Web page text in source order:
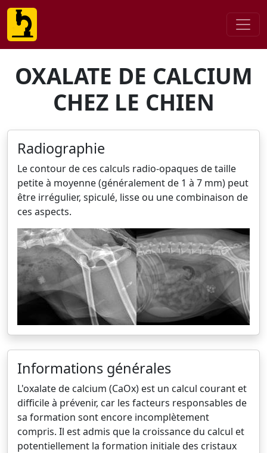
OXALATE DE CALCIUM
CHEZ LE CHIEN
Radiographie
Le contour de ces calculs radio-opaques de taille
petite à moyenne (généralement de 1 à 7 mm) peut
être irrégulier, spiculé, lisse ou une combinaison de
ces aspects.
Informations générales
L'oxalate de calcium (CaOx) est un calcul courant et
difficile à prévenir, car les facteurs responsables de
sa formation sont encore incomplètement
compris. Il est admis que la croissance du calcul et
potentiellement la formation initiale des cristaux